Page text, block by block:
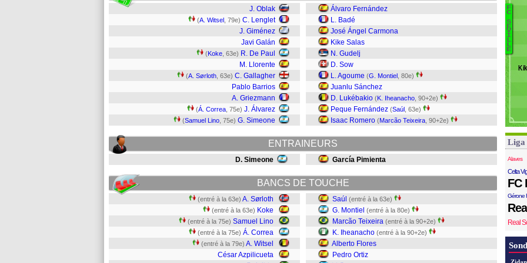
J. Oblak
(A. Witsel , 79e) C. Lenglet
J. Giménez
Javi Galán
(Koke , 63e) R. De Paul
M. Llorente
(A. Sørloth , 63e) C. Gallagher
Pablo Barrios
A. Griezmann
(Á. Correa , 75e) J. Álvarez
(Samuel Lino , 75e) G. Simeone
Álvaro Fernández
L. Badé
José Ángel Carmona
Kike Salas
N. Gudelj
D. Sow
L. Agoume (G. Montiel , 80e)
Juanlu Sánchez
D. Lukébakio (K. Iheanacho , 90+2e)
Peque Fernández (Saúl , 63e)
Isaac Romero (Marcão Teixeira , 90+2e)
ENTRAINEURS
D. Simeone García Pimienta
BANCS DE TOUCHE
(entré à la 63e) A. Sørloth
(entré à la 63e) Koke
(entré à la 75e) Samuel Lino
(entré à la 75e) Á. Correa
(entré à la 79e) A. Witsel
César Azpilicueta
Saúl (entré à la 63e)
G. Montiel (entré à la 80e)
Marcão Teixeira (entré à la 90+2e)
K. Iheanacho (entré à la 90+2e)
Alberto Flores
Pedro Ortiz
F
C
S
E
V
I
L
L
E
Liga
Alaves
Celta
FC
Gérone
Real